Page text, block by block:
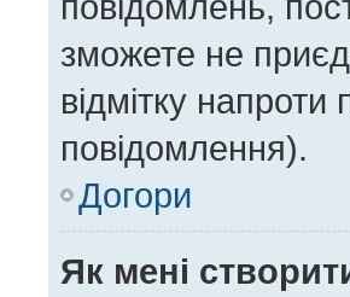
зможете не
відмітку напроти
повідомлення).
Догори
Як мені